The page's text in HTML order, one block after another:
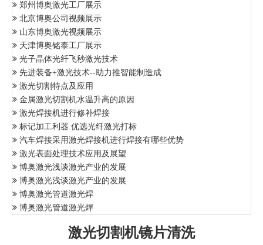
郑州博奥激光工厂展示
北京博奥公司视频展示
山东博奥激光视频展示
天津博奥铭泰工厂展示
光子晶体光纤飞秒激光技术
先进装备+激光技术--助力推智能制造成
激光切割特点及应用
金属激光切割机水温升高的原因
激光焊接机进行修补焊接
标记加工利器 优选光纤激光打标
汽车焊接采用激光焊接机进行焊接有哪些优势
激光表面处理技术应用及展望
博奥激光浅谈激光产业的发展
博奥激光浅谈激光产业的发展
博奥激光管道激光焊
博奥激光管道激光焊
激光切割机镜片清洗